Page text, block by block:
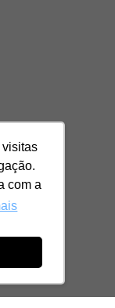
visitas
com a